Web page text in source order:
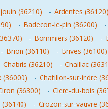
(36210) - Ardentes (36120)
- Badecon-le-pin (36200) -
- Bommiers (36120) -
- Brion (36110) - Brives (36100)
Chabris (36210) - Chaillac
(36000) - Chatillon-sur-indre
(36300) - Clere-du-bois
(36140) - Crozon-sur-vauvre